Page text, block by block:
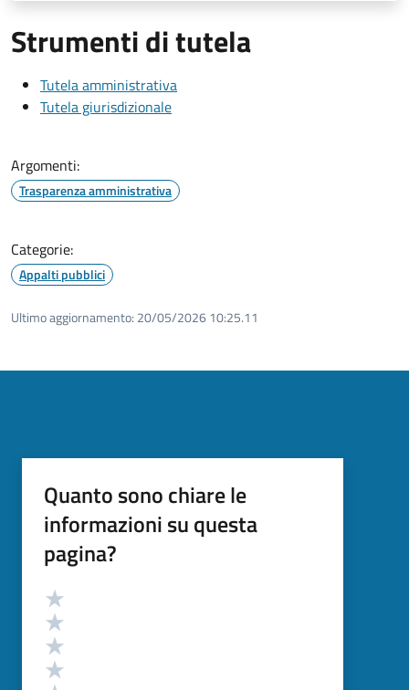
Strumenti di tutela
Tutela amministrativa
Tutela giurisdizionale
Argomenti:
Trasparenza amministrativa
Categorie:
Appalti pubblici
Ultimo aggiornamento: 20/05/2026 10:25.11
Quanto sono chiare le
informazioni su questa
pagina?
Valutazione